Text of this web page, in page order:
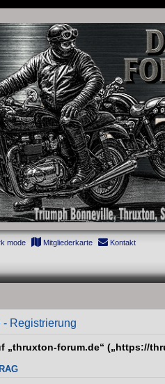
forum.de
um die Triumph Modern Classic Modelle.
Speedmaster.
mode Mitgliederkarte Kontakt
- Registrierung
„thruxton-forum.de“ („https://